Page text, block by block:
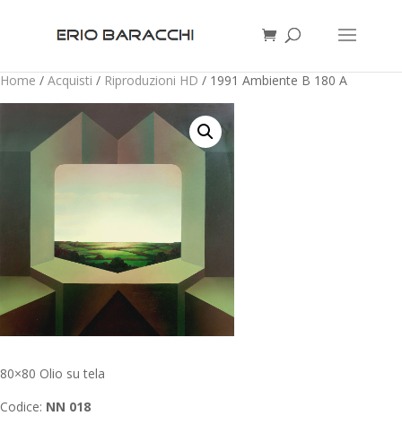
Home / Acquisti / Riproduzioni HD / 1991 Ambiente B 180 A
80×80 Olio su tela
Codice: NN 018